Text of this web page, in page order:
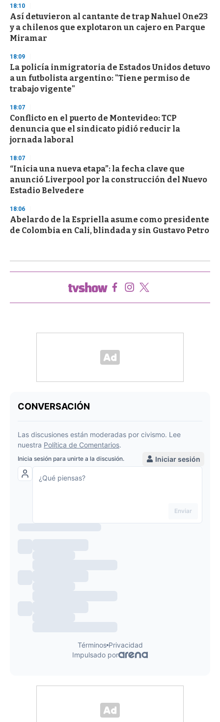
18:10
Así detuvieron al cantante de trap Nahuel One23
y a chilenos que explotaron un cajero en Parque
Miramar
18:09
La policía inmigratoria de Estados Unidos detuvo
a un futbolista argentino: "Tiene permiso de
trabajo vigente"
18:07
Conflicto en el puerto de Montevideo: TCP
denuncia que el sindicato pidió reducir la
jornada laboral
18:07
“Inicia una nueva etapa”: la fecha clave que
anunció Liverpool por la construcción del Nuevo
Estadio Belvedere
18:06
Abelardo de la Espriella asume como presidente
de Colombia en Cali, blindada y sin Gustavo Petro